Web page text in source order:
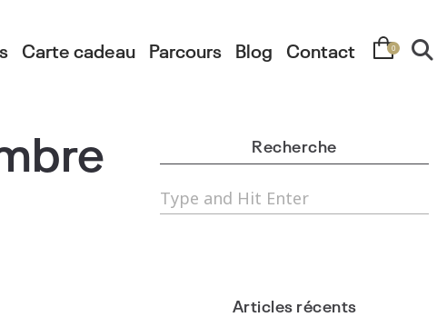
Carte cadeau Parcours Blog Contact 0
Recherche
Articles récents